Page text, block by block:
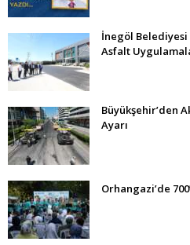
İnegöl
Asfalt
Büyükşehir’den
Ayarı
Orhangazi’de